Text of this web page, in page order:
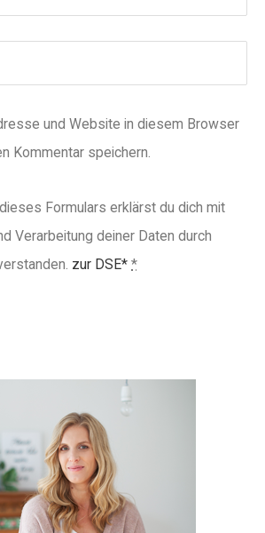
und Website in diesem Browser
Kommentar speichern.
Formulars erklärst du dich mit
Verarbeitung deiner Daten durch
zur DSE* *